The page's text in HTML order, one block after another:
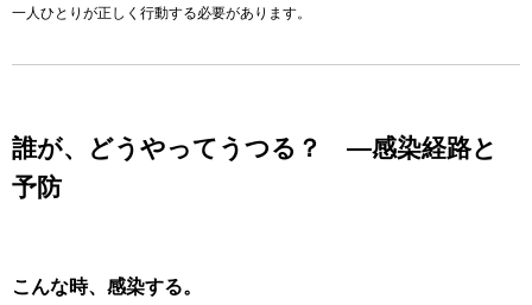
一人ひとりが正しく行動する必要があります。
誰が、どうやってうつる？ ―感染経路と
予防
こんな時、感染する。